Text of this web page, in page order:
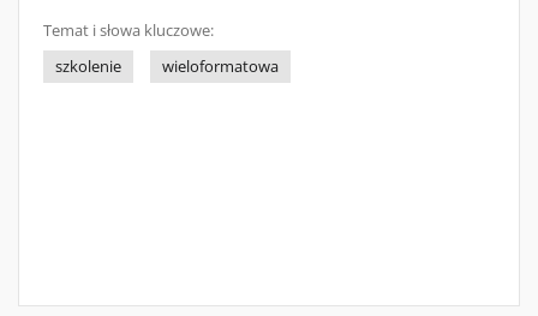
Temat i słowa kluczowe:
szkolenie
wieloformatowa